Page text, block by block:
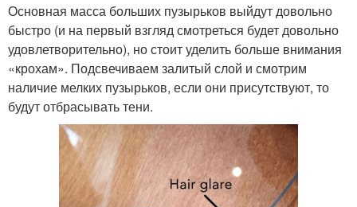
Основная масса больших пузырьков выйдут довольно
быстро (и на первый взгляд смотреться будет довольно
удовлетворительно), но стоит уделить больше внимания
«крохам». Подсвечиваем залитый слой и смотрим
наличие мелких пузырьков, если они присутствуют, то
будут отбрасывать тени.